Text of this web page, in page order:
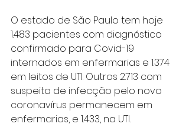
O estado de São Paulo tem hoje
1.483 pacientes com diagnóstico
confirmado para Covid-19
internados em enfermarias e 1.374
em leitos de UTI. Outros 2.713 com
suspeita de infecção pelo novo
coronavírus permanecem em
enfermarias, e 1.433, na UTI.